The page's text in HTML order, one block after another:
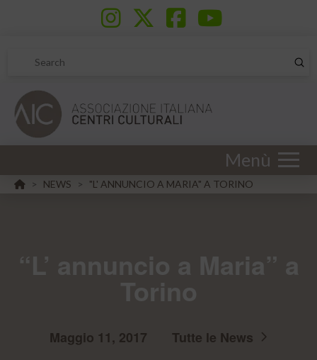
Search
Menù
HOME
> NEWS > "L' ANNUNCIO A MARIA" A TORINO
Maggio 11, 2017 Tutte le News